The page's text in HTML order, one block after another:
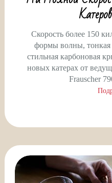
Скорость более 150
формы волны, тонкая
стильная карбоновая
новых катерах от
Frauscher